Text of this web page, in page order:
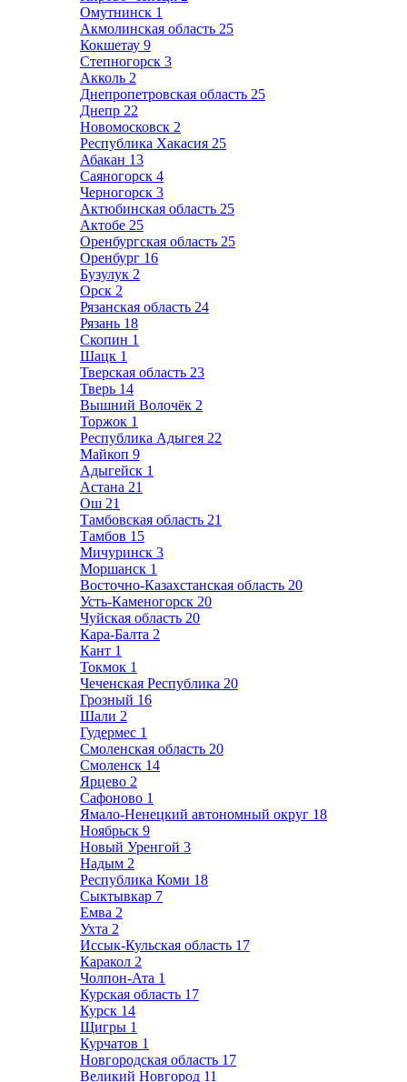
Омутнинск 1
Акмолинская область 25
Кокшетау 9
Степногорск 3
Акколь 2
Днепропетровская область 25
Днепр 22
Новомосковск 2
Республика Хакасия 25
Абакан 13
Саяногорск 4
Черногорск 3
Актюбинская область 25
Актобе 25
Оренбургская область 25
Оренбург 16
Бузулук 2
Орск 2
Рязанская область 24
Рязань 18
Скопин 1
Шацк 1
Тверская область 23
Тверь 14
Вышний Волочёк 2
Торжок 1
Республика Адыгея 22
Майкоп 9
Адыгейск 1
Астана 21
Ош 21
Тамбовская область 21
Тамбов 15
Мичуринск 3
Моршанск 1
Восточно-Казахстанская область 20
Усть-Каменогорск 20
Чуйская область 20
Кара-Балта 2
Кант 1
Токмок 1
Чеченская Республика 20
Грозный 16
Шали 2
Гудермес 1
Смоленская область 20
Смоленск 14
Ярцево 2
Сафоново 1
Ямало-Ненецкий автономный округ 18
Ноябрьск 9
Новый Уренгой 3
Надым 2
Республика Коми 18
Сыктывкар 7
Емва 2
Ухта 2
Иссык-Кульская область 17
Каракол 2
Чолпон-Ата 1
Курская область 17
Курск 14
Щигры 1
Курчатов 1
Новгородская область 17
Великий Новгород 11